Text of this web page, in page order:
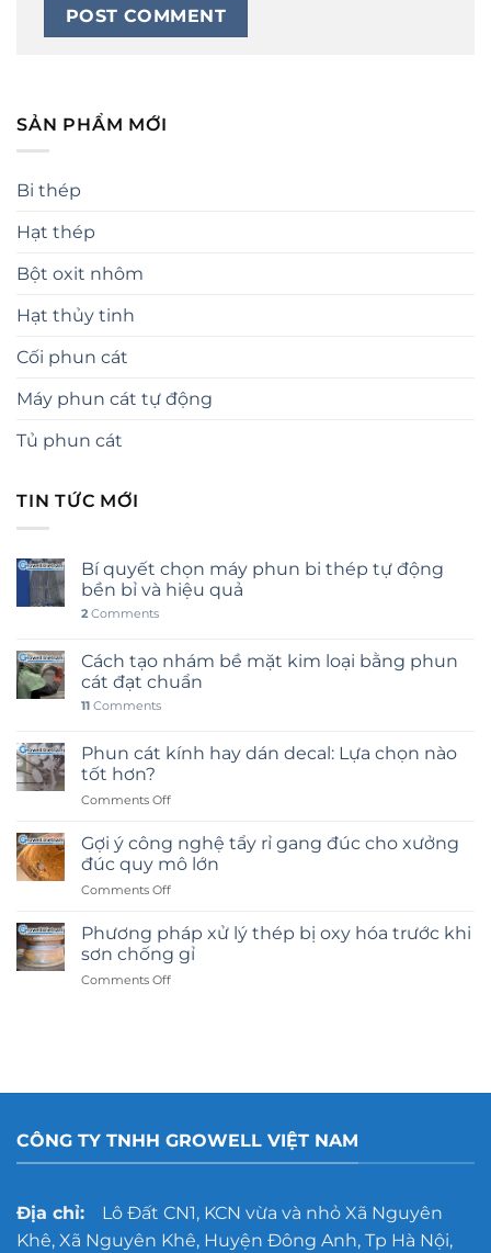
SẢN PHẨM MỚI
Bi thép
Hạt thép
Bột oxit nhôm
Hạt thủy tinh
Cối phun cát
Máy phun cát tự động
Tủ phun cát
TIN TỨC MỚI
Bí quyết chọn máy phun bi thép tự động
bền bỉ và hiệu quả
2 Comments
Cách tạo nhám bề mặt kim loại bằng phun
cát đạt chuẩn
11 Comments
Phun cát kính hay dán decal: Lựa chọn nào
tốt hơn?
Comments Offon
kính
hay
dán
Lựa
chọn
nào
Gợi ý công nghệ tẩy rỉ gang đúc cho xưởng
đúc quy mô lớn
Comments Offon
ý
công
nghệ
tẩy
đúc
mô
lớn
Phương pháp xử lý thép bị oxy hóa trước khi
sơn chống gỉ
Comments Offon
bị
trước
khi
gỉ
CÔNG TY TNHH GROWELL VIỆT NAM
Địa chỉ:Lô Đất CN1, KCN vừa và nhỏ Xã Nguyên
Khê, Xã Nguyên Khê, Huyện Đông Anh, Tp Hà Nội,